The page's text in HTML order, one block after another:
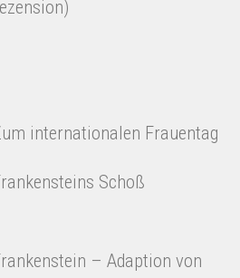
internationalen Frauentag
Schoß
– Adaption von